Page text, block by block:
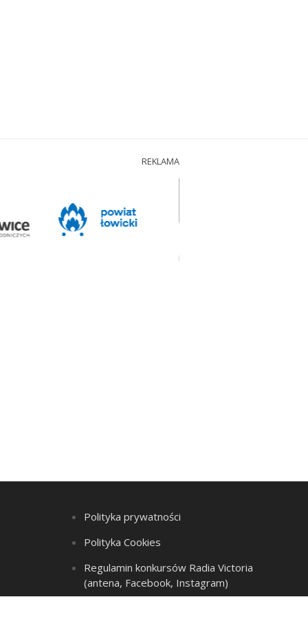
REKLAMA
Polityka prywatności
Polityka Cookies
Regulamin konkursów Radia Victoria
(antena, Facebook, Instagram)